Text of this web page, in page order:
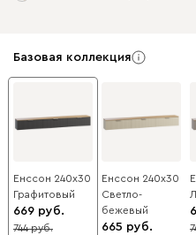
Базовая коллекция
Енссон 240x30
Графитовый
669
10
744
Енссон 240x30
Светло-
бежевый
665